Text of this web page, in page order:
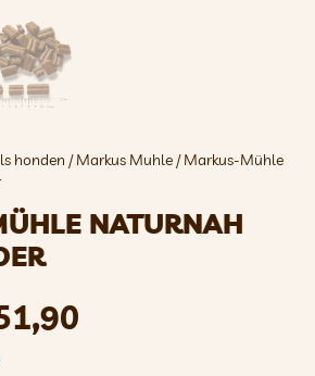
honden /Markus Muhle / Markus-Mühle
NATURNAH